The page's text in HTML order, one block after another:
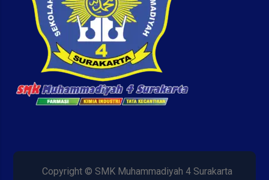
Copyright © SMK Muhammadiyah 4 Surakarta